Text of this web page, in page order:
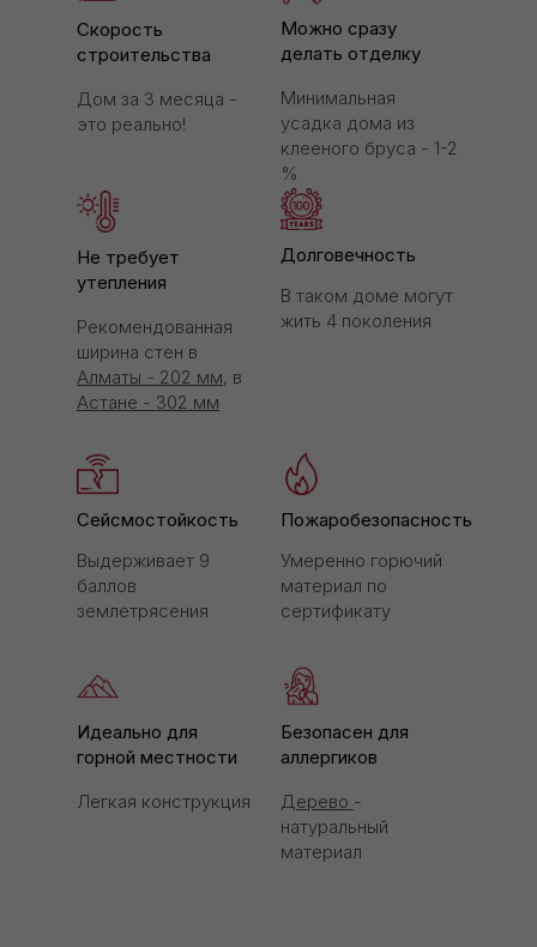
Дом за 3 месяца -
это реально!
Минимальная
усадка дома из
клееного бруса - 1-2
%
Рекомендованная
ширина стен в
Алматы - 202 мм, в
Астане - 302 мм
В таком доме могут
жить 4 поколения
Выдерживает 9
баллов
землетрясения
Умеренно горючий
материал по
сертификату
Легкая конструкция Дерево -
натуральный
материал
Скорость
строительства
Можно сразу
делать отделку
Не требует
утепления
Долговечность
Сейсмостойкость Пожаробезопасность
Идеально для
горной местности
Безопасен для
аллергиков